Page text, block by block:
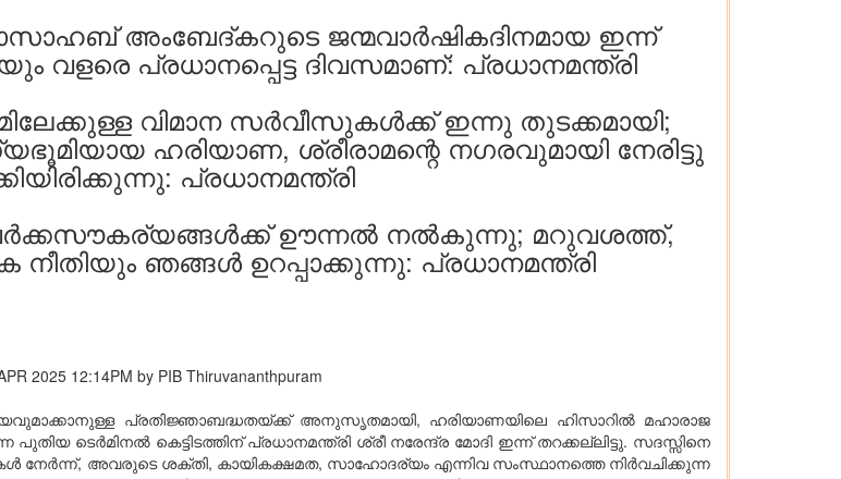
അംബേദ്കറുടെ ജന്മവാർഷികദിനമായ ഇന്ന്
വളരെ പ്രധാനപ്പെട്ട ദിവസമാണ്: പ്രധാനമന്ത്രി
വിമാന സർവീസുകൾക്ക് ഇന്നു തുടക്കമായി;
ഹരിയാണ, ശ്രീരാമന്റെ നഗരവുമായി നേരിട്ടു
പ്രധാനമന്ത്രി
ഊന്നൽ നൽകുന്നു; മറുവശത്ത്,
നീതിയും ഞങ്ങൾ ഉറപ്പാക്കുന്നു: പ്രധാനമന്ത്രി
APR 2025 12:14PM by PIB Thiruvananthpuram
പ്രതിജ്ഞാബദ്ധതയ്ക്ക് അനുസൃതമായി, ഹരിയാണയിലെ ഹിസാറിൽ മഹാരാജ
ടെർമിനൽ കെട്ടിടത്തിന് പ്രധാനമന്ത്രി ശ്രീ നരേന്ദ്ര മോദി ഇന്ന് തറക്കല്ലിട്ടു. സദസ്സിനെ
അവരുടെ ശക്തി, കായികക്ഷമത, സാഹോദര്യം എന്നിവ സംസ്ഥാനത്തെ നിർവചിക്കുന്ന